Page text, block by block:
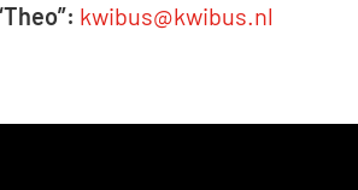
kwibus@kwibus.nl